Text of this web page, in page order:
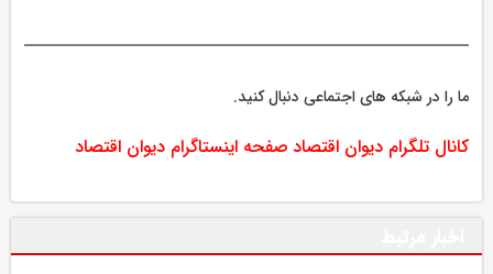
ما را در شبکه های اجتماعی دنبال کنید.
کانال تلگرام دیوان اقتصاد صفحه اینستاگرام دیوان اقتصاد